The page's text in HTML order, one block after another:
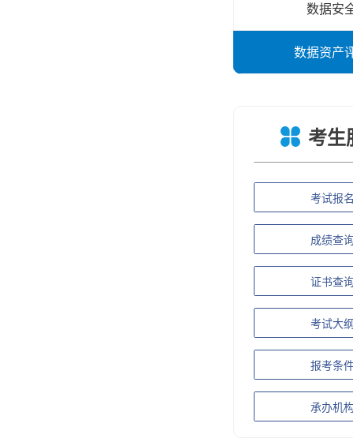
数据安
数据资产
考生
考试报
成绩查
证书查
考试大
报考条
承办机